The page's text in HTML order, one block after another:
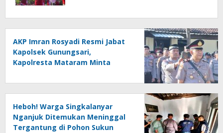
AKP Imran Rosyadi Resmi Jabat
Kapolsek Gunungsari,
Kapolresta Mataram Minta
Heboh! Warga Singkalanyar
Nganjuk Ditemukan Meninggal
Tergantung di Pohon Sukun